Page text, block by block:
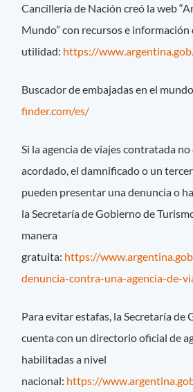
Cancillería de Nación creó la web
Mundo” con recursos e información
utilidad: https://
Buscador de embajadas en el
finder.com/es/
Si la agencia de viajes contratada
acordado, el damnificado o un
pueden presentar una denuncia o
la Secretaría de Gobierno de
manera
gratuita: https://
denuncia-contra-una-agencia-de-
Para evitar estafas, la Secretaría de
cuenta con un directorio oficial de
habilitadas a nivel
nacional: https://